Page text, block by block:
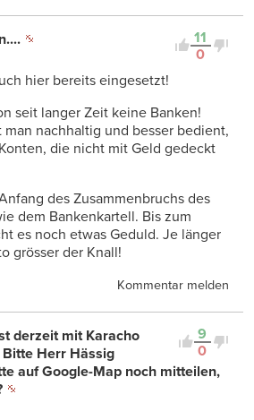
11
0
hier bereits eingesetzt!
seit langer Zeit keine Banken!
nachhaltig und besser bedient,
die nicht mit Geld gedeckt
des Zusammenbruchs des
dem Bankenkartell. Bis zum
es noch etwas Geduld. Je länger
grösser der Knall!
Kommentar melden
9
0
derzeit mit Karacho
Bitte Herr Hässig
auf Google-Map noch mitteilen,